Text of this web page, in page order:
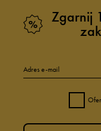
Zgarnij
Adres e-mail